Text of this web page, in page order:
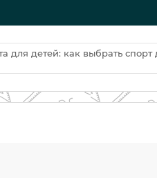
для детей: как выбрать спорт